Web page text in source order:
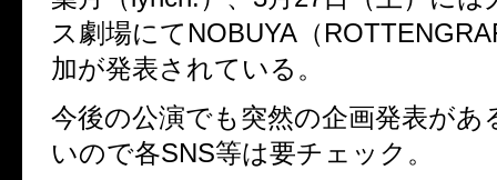
ス劇場にてNOBUYA（
加が発表されている。
今後の公演でも突然の企画発表があ
いので各SNS等は要チェック。